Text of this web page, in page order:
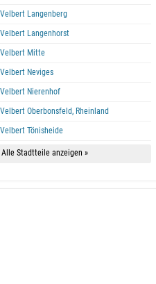
Velbert Langenberg
Velbert Langenhorst
Velbert Mitte
Velbert Neviges
Velbert Nierenhof
Velbert Oberbonsfeld, Rheinland
Velbert Tönisheide
Alle Stadtteile anzeigen »